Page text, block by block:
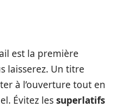
est la première
laisserez. Un titre
à l’ouverture tout en
Évitez lessuperlatifs